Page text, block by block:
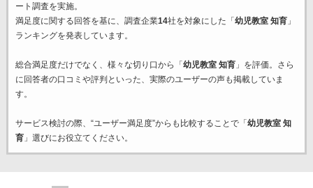
ート調査を実施。
満足度に関する回答を基に、調査企業14社を対象にした「 幼児教室 知育」
ランキングを発表しています。
総合満足度だけでなく、様々な切り口から「 幼児教室 知育」を評価。さら
に回答者の口コミや評判といった、実際のユーザーの声も掲載していま
す。
サービス検討の際、“ユーザー満足度”からも比較することで「 幼児教室 知
育」選びにお役立てください。